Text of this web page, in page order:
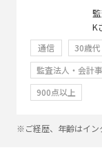
K
通信 30歳代
監査法人・会計
900点以上
※ご経歴、年齢はイン